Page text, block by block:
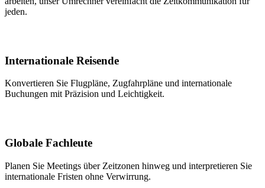
jeden.
Internationale Reisende
Konvertieren Sie Flugpläne, Zugfahrpläne und internationale
Buchungen mit Präzision und Leichtigkeit.
Globale Fachleute
Planen Sie Meetings über Zeitzonen hinweg und interpretieren Sie
internationale Fristen ohne Verwirrung.